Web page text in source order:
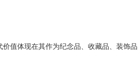
值体现在其作为纪念品、收藏品、装饰品